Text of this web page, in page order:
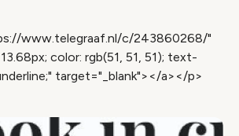
www.telegraaf.nl/c/243860268/"
color: rgb(51, 51, 51); text-
target="_blank"></a></p>